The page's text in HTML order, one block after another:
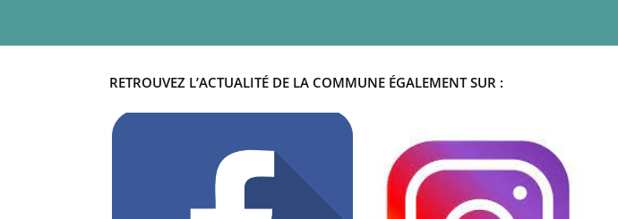
RETROUVEZ L’ACTUALITÉ DE LA COMMUNE ÉGALEMENT SUR :